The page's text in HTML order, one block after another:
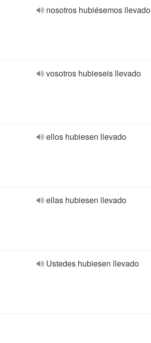
nosotros hubiésemos llevado
vosotros hubieseis llevado
ellos hubiesen llevado
ellas hubiesen llevado
Ustedes hubiesen llevado